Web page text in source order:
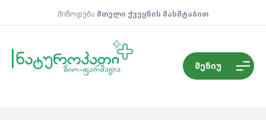
მიწოდება მთელი ქვეყნის მასშტაბით
მენიუ